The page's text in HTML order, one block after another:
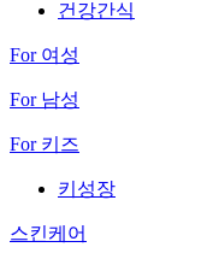
건강간식
For 여성
For 남성
For 키즈
키성장
스킨케어